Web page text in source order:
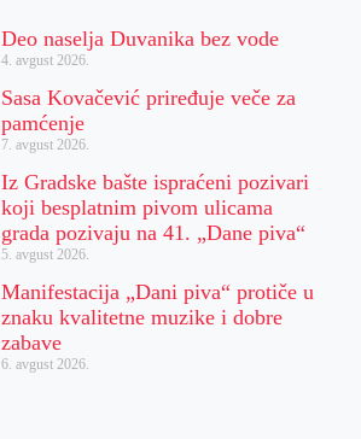
Deo naselja Duvanika bez vode
4. avgust 2026.
Sasa Kovačević priređuje veče za
pamćenje
7. avgust 2026.
Iz Gradske bašte ispraćeni pozivari
koji besplatnim pivom ulicama
grada pozivaju na 41. „Dane piva“
5. avgust 2026.
Manifestacija „Dani piva“ protiče u
znaku kvalitetne muzike i dobre
zabave
6. avgust 2026.